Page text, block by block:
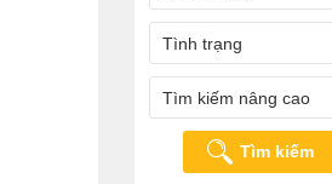
Tình trạng
Tìm kiếm nâng cao
Tìm kiếm